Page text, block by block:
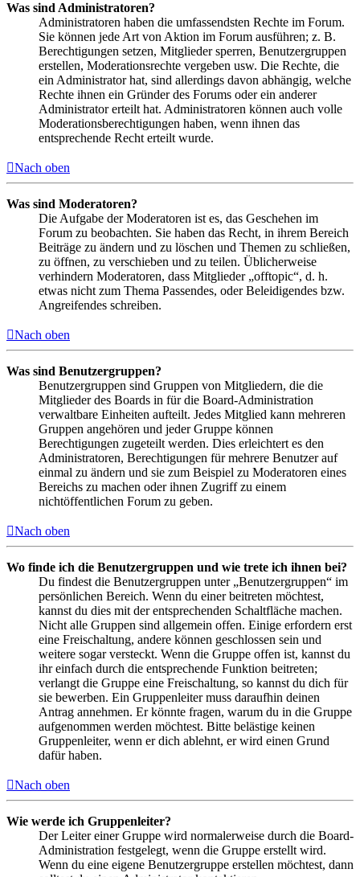
Was sind Administratoren?
Administratoren haben die umfassendsten Rechte im Forum.
Sie können jede Art von Aktion im Forum ausführen; z. B.
Berechtigungen setzen, Mitglieder sperren, Benutzergruppen
erstellen, Moderationsrechte vergeben usw. Die Rechte, die
ein Administrator hat, sind allerdings davon abhängig, welche
Rechte ihnen ein Gründer des Forums oder ein anderer
Administrator erteilt hat. Administratoren können auch volle
Moderationsberechtigungen haben, wenn ihnen das
entsprechende Recht erteilt wurde.
Nach oben
Was sind Moderatoren?
Die Aufgabe der Moderatoren ist es, das Geschehen im
Forum zu beobachten. Sie haben das Recht, in ihrem Bereich
Beiträge zu ändern und zu löschen und Themen zu schließen,
zu öffnen, zu verschieben und zu teilen. Üblicherweise
verhindern Moderatoren, dass Mitglieder „offtopic“, d. h.
etwas nicht zum Thema Passendes, oder Beleidigendes bzw.
Angreifendes schreiben.
Nach oben
Was sind Benutzergruppen?
Benutzergruppen sind Gruppen von Mitgliedern, die die
Mitglieder des Boards in für die Board-Administration
verwaltbare Einheiten aufteilt. Jedes Mitglied kann mehreren
Gruppen angehören und jeder Gruppe können
Berechtigungen zugeteilt werden. Dies erleichtert es den
Administratoren, Berechtigungen für mehrere Benutzer auf
einmal zu ändern und sie zum Beispiel zu Moderatoren eines
Bereichs zu machen oder ihnen Zugriff zu einem
nichtöffentlichen Forum zu geben.
Nach oben
Wo finde ich die Benutzergruppen und wie trete ich ihnen bei?
Du findest die Benutzergruppen unter „Benutzergruppen“ im
persönlichen Bereich. Wenn du einer beitreten möchtest,
kannst du dies mit der entsprechenden Schaltfläche machen.
Nicht alle Gruppen sind allgemein offen. Einige erfordern erst
eine Freischaltung, andere können geschlossen sein und
weitere sogar versteckt. Wenn die Gruppe offen ist, kannst du
ihr einfach durch die entsprechende Funktion beitreten;
verlangt die Gruppe eine Freischaltung, so kannst du dich für
sie bewerben. Ein Gruppenleiter muss daraufhin deinen
Antrag annehmen. Er könnte fragen, warum du in die Gruppe
aufgenommen werden möchtest. Bitte belästige keinen
Gruppenleiter, wenn er dich ablehnt, er wird einen Grund
dafür haben.
Nach oben
Wie werde ich Gruppenleiter?
Der Leiter einer Gruppe wird normalerweise durch die Board-
Administration festgelegt, wenn die Gruppe erstellt wird.
Wenn du eine eigene Benutzergruppe erstellen möchtest, dann